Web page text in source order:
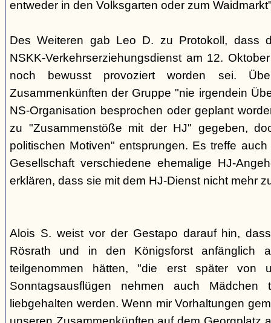
entweder in den Volksgarten oder zum
Des Weiteren gab Leo D. zu Protokoll, dass
NSKK-Verkehrserziehungsdienst am 12.
noch bewusst provoziert worden sei.
Zusammenkünften der Gruppe "nie irgendein
NS-Organisation besprochen oder geplant
zu "Zusammenstöße mit der HJ" gegeben,
politischen Motiven" entsprungen. Es treffe
Gesellschaft verschiedene ehemalige HJ-
erklären, dass sie mit dem HJ-Dienst nicht mehr
Alois S. weist vor der Gestapo darauf hin,
Rösrath und in den Königsforst anfänglich
teilgenommen hätten, "die erst später von
Sonntagsausflügen nehmen auch
liebgehalten werden. Wenn mir Vorhaltungen